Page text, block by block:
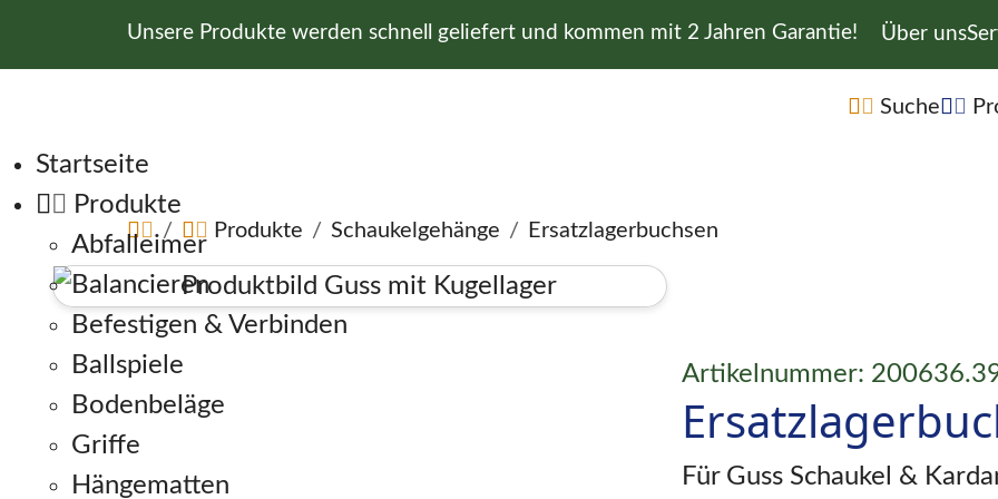
Unsere Produkte werden schnell geliefert und kommen mit 2 Jahren Garantie! Navigation
Über uns
Navigation
Suche
Navigation überspringen
Startseite
Produkte
Abfalleimer
Balancieren
Befestigen & Verbinden
Ballspiele
Bodenbeläge
Griffe
Hängematten
Produkte Schaukelgehänge Ersatzlagerbuchsen
Artikelnummer:
Für Guss Schaukel &